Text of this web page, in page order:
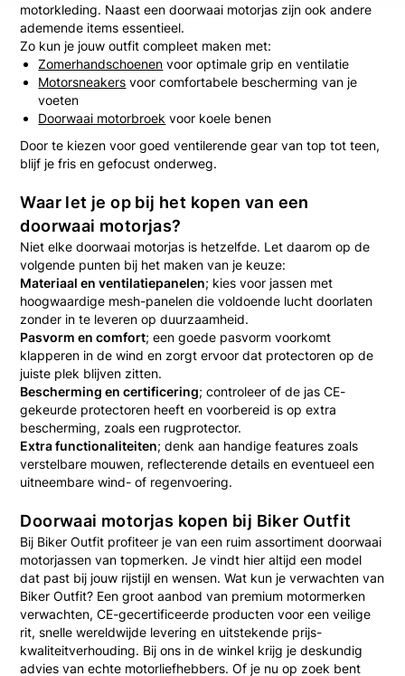
motorkleding. Naast een doorwaai motorjas zijn ook andere
ademende items essentieel.
Zo kun je jouw outfit compleet maken met:
Zomerhandschoenen voor optimale grip en ventilatie
Motorsneakers voor comfortabele bescherming van je
voeten
Doorwaai motorbroek voor koele benen
Door te kiezen voor goed ventilerende gear van top tot teen,
blijf je fris en gefocust onderweg.
Waar let je op bij het kopen van een
doorwaai motorjas?
Niet elke doorwaai motorjas is hetzelfde. Let daarom op de
volgende punten bij het maken van je keuze:
Materiaal en ventilatiepanelen; kies voor jassen met
hoogwaardige mesh-panelen die voldoende lucht doorlaten
zonder in te leveren op duurzaamheid.
Pasvorm en comfort; een goede pasvorm voorkomt
klapperen in de wind en zorgt ervoor dat protectoren op de
juiste plek blijven zitten.
Bescherming en certificering; controleer of de jas CE-
gekeurde protectoren heeft en voorbereid is op extra
bescherming, zoals een rugprotector.
Extra functionaliteiten; denk aan handige features zoals
verstelbare mouwen, reflecterende details en eventueel een
uitneembare wind- of regenvoering.
Doorwaai motorjas kopen bij Biker Outfit
Bij Biker Outfit profiteer je van een ruim assortiment doorwaai
motorjassen van topmerken. Je vindt hier altijd een model
dat past bij jouw rijstijl en wensen. Wat kun je verwachten van
Biker Outfit? Een groot aanbod van premium motormerken
verwachten, CE-gecertificeerde producten voor een veilige
rit, snelle wereldwijde levering en uitstekende prijs-
kwaliteitverhouding. Bij ons in de winkel krijg je deskundig
advies van echte motorliefhebbers. Of je nu op zoek bent